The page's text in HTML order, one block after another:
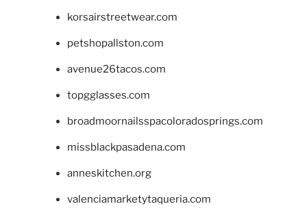
korsairstreetwear.com
petshopallston.com
avenue26tacos.com
topgglasses.com
broadmoornailsspacoloradosprings.com
missblackpasadena.com
anneskitchen.org
valenciamarketytaqueria.com